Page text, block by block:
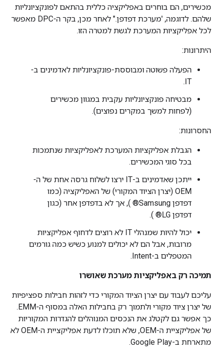
מכשירים, הם בוחרים באפליקציה כללית בהתאם לפונקציונליות
שלהם. לדוגמה, 'מערכת דפדפן." לאחר מכן, בקר ה-DPC מאפשר
לכל אפליקציות המערכת לגשת למטרה הזו.
היתרונות:
הפעלה פשוטה ומבוססת-פונקציונליות לאדמינים ב-
IT.
מבטיחה פונקציונליות עקבית במגוון מכשירים
(לפחות למשך במקרים נפוצים).
החסרונות:
הגבלת אפליקציות המערכת לאפליקציות שנתמכות
בכל סוגי המכשירים.
ייתכן שאדמינים ב-IT ירצו לשלוח גרסה אחת של ה-
OEM (יצרן הציוד המקורי) של האפליקציה (כמו
דפדפן Samsung® ), אך לא בדפדפן אחר (כגון
דפדפן LG® ).
יכול להיות שמנהלי IT לא רוצים לדחוף אפליקציות
מרובות, אבל הם לא יכולים למנוע כשיש כמה גורמים
המטפלים ב-Intent.
תמיכה רק באפליקציות מערכת שאושרו
עליכם לעבוד עם יצרן הציוד המקורי כדי לזהות חבילות ספציפיות
של יצרן ציוד מקורי ולתמוך רק בחבילות האלה במסוף ה-EMM.
כך אפשר גם לקטלג את הנכסים המנוהלים להגדרות המקוריות
של אפליקציית ה-OEM, שלא תוכלו לדעת אפליקציית ה-OEM לא
מתארחת ב-Google Play.